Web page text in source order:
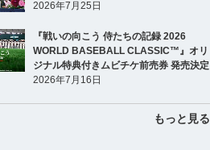
2026年7月25日
『戦いの向こう 侍たちの記録 2026
WORLD BASEBALL CLASSIC™』オリ
ジナル特典付きムビチケ前売券 発売決定
2026年7月16日
もっと見る